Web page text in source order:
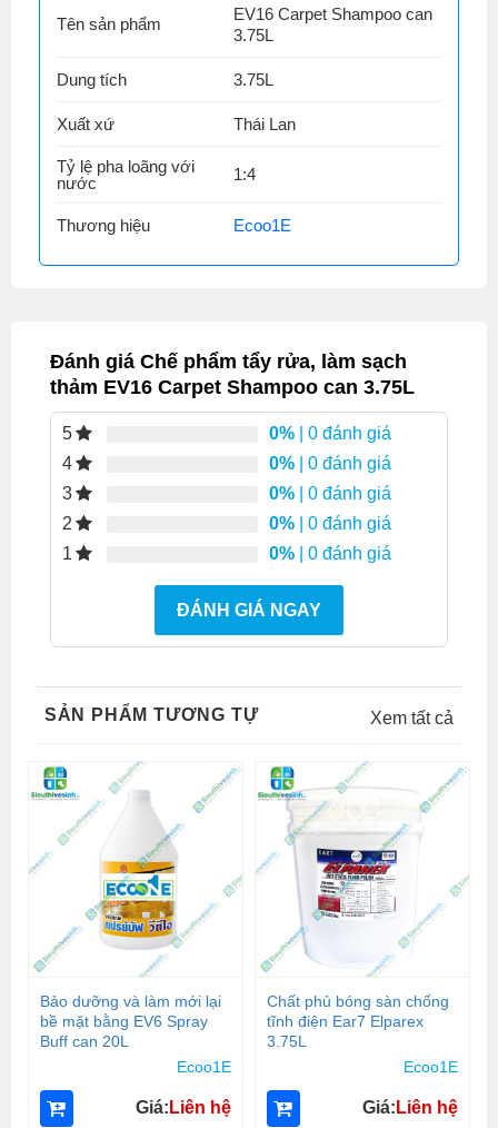
Tên sản phẩm
EV16 Carpet Shampoo can
3.75L
Dung tích 3.75L
Xuất xứ Thái Lan
Tỷ lệ pha loãng với
nước
1:4
Thương hiệu Ecoo1E
Đánh giá Chế phẩm tẩy rửa, làm sạch
thảm EV16 Carpet Shampoo can 3.75L
5 0% | 0 đánh giá
4
0% | 0 đánh giá
3
0% | 0 đánh giá
2
0% | 0 đánh giá
1
0% | 0 đánh giá
ĐÁNH GIÁ NGAY
SẢN PHẨM TƯƠNG TỰ Xem tất cả
Bảo dưỡng và làm mới lại
bề mặt bằng EV6 Spray
Buff can 20L
Ecoo1E
Giá: Liên hệ
Chất phủ bóng sàn chống
tĩnh điện Ear7 Elparex
3.75L
Ecoo1E
Giá: Liên hệ